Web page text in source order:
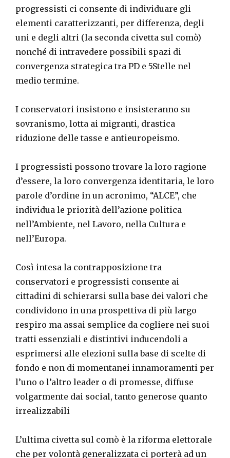
progressisti ci consente di individuare gli
elementi caratterizzanti, per differenza, degli
uni e degli altri (la seconda civetta sul comò)
nonché di intravedere possibili spazi di
convergenza strategica tra PD e 5Stelle nel
medio termine.
I conservatori insistono e insisteranno su
sovranismo, lotta ai migranti, drastica
riduzione delle tasse e antieuropeismo.
I progressisti possono trovare la loro ragione
d’essere, la loro convergenza identitaria, le loro
parole d’ordine in un acronimo, “ALCE”, che
individua le priorità dell’azione politica
nell’Ambiente, nel Lavoro, nella Cultura e
nell’Europa.
Così intesa la contrapposizione tra
conservatori e progressisti consente ai
cittadini di schierarsi sulla base dei valori che
condividono in una prospettiva di più largo
respiro ma assai semplice da cogliere nei suoi
tratti essenziali e distintivi inducendoli a
esprimersi alle elezioni sulla base di scelte di
fondo e non di momentanei innamoramenti per
l’uno o l’altro leader o di promesse, diffuse
volgarmente dai social, tanto generose quanto
irrealizzabili
L’ultima civetta sul comò è la riforma elettorale
che per volontà generalizzata ci porterà ad un